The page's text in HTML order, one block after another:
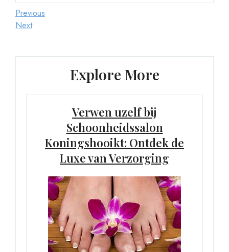
Berichtnavigatie
Previous
Post
Previous
Next
Next
Explore More
Verwen uzelf bij
Schoonheidssalon
Koningshooikt: Ontdek de
Luxe van Verzorging